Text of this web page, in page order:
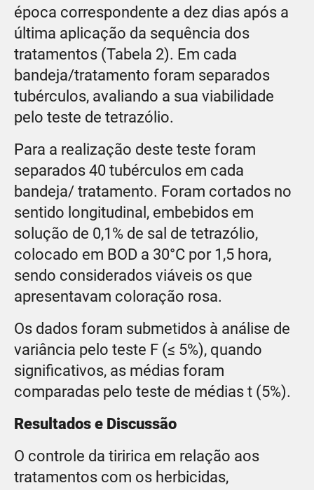
época correspondente a dez dias após a
última aplicação da sequência dos
tratamentos (Tabela 2). Em cada
bandeja/tratamento foram separados
tubérculos, avaliando a sua viabilidade
pelo teste de tetrazólio.
Para a realização deste teste foram
separados 40 tubérculos em cada
bandeja/ tratamento. Foram cortados no
sentido longitudinal, embebidos em
solução de 0,1% de sal de tetrazólio,
colocado em BOD a 30°C por 1,5 hora,
sendo considerados viáveis os que
apresentavam coloração rosa.
Os dados foram submetidos à análise de
variância pelo teste F (≤ 5%), quando
significativos, as médias foram
comparadas pelo teste de médias t (5%).
Resultados e Discussão
O controle da tiririca em relação aos
tratamentos com os herbicidas,